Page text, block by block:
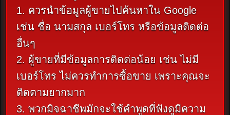
1. ควรนำข้อมูลผู้ขายไปค้นหาใน Google
เช่น ชื่อ นามสกุล เบอร์โทร หรือข้อมูลติดต่อ
อื่นๆ
2. ผู้ขายที่มีข้อมูลการติดต่อน้อย เช่น ไม่มี
เบอร์โทร ไม่ควรทำการซื้อขาย เพราะคุณจะ
ติดตามยากมาก
3. พวกมิจฉาชีพมักจะใช้คำพูดที่ฟังดูมีความ